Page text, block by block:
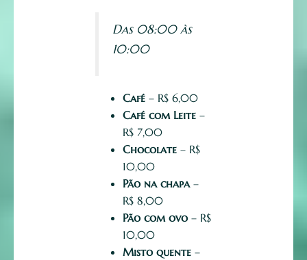
Das 08:00 às
10:00
Café – R$ 6,00
Café com Leite –
R$ 7,00
Chocolate – R$
10,00
Pão na chapa–
R$ 8,00
Pão com ovo– R$
10,00
Misto quente –